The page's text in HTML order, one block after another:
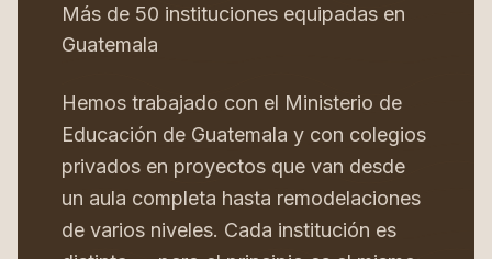
Más de 50 instituciones equipadas en
Guatemala
Hemos trabajado con el Ministerio de
Educación de Guatemala y con colegios
privados en proyectos que van desde
un aula completa hasta remodelaciones
de varios niveles. Cada institución es